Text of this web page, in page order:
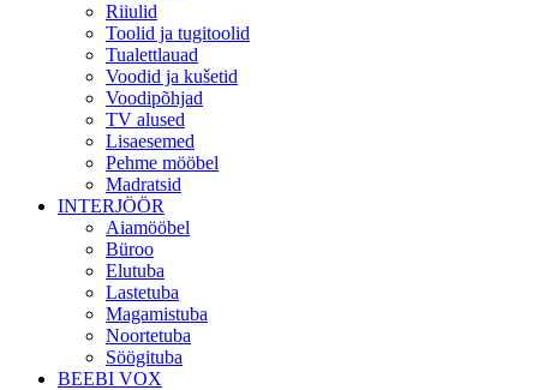
Riiulid
Toolid ja tugitoolid
Tualettlauad
Voodid ja kušetid
Voodipõhjad
TV alused
Lisaesemed
Pehme mööbel
Madratsid
INTERJÖÖR
Aiamööbel
Büroo
Elutuba
Lastetuba
Magamistuba
Noortetuba
Söögituba
BEEBI VOX